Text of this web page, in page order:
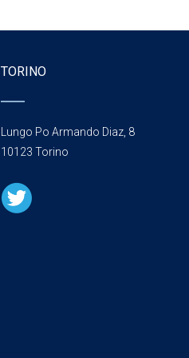
TORINO
Lungo Po Armando Diaz, 8
10123 Torino